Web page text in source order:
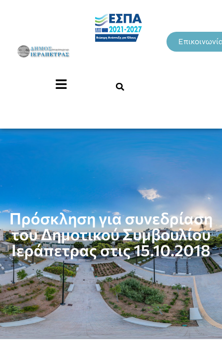
Πρόσκληση για συνεδρίαση
του Δημοτικού Συμβουλίου
Ιεράπετρας στις 15.10.2018